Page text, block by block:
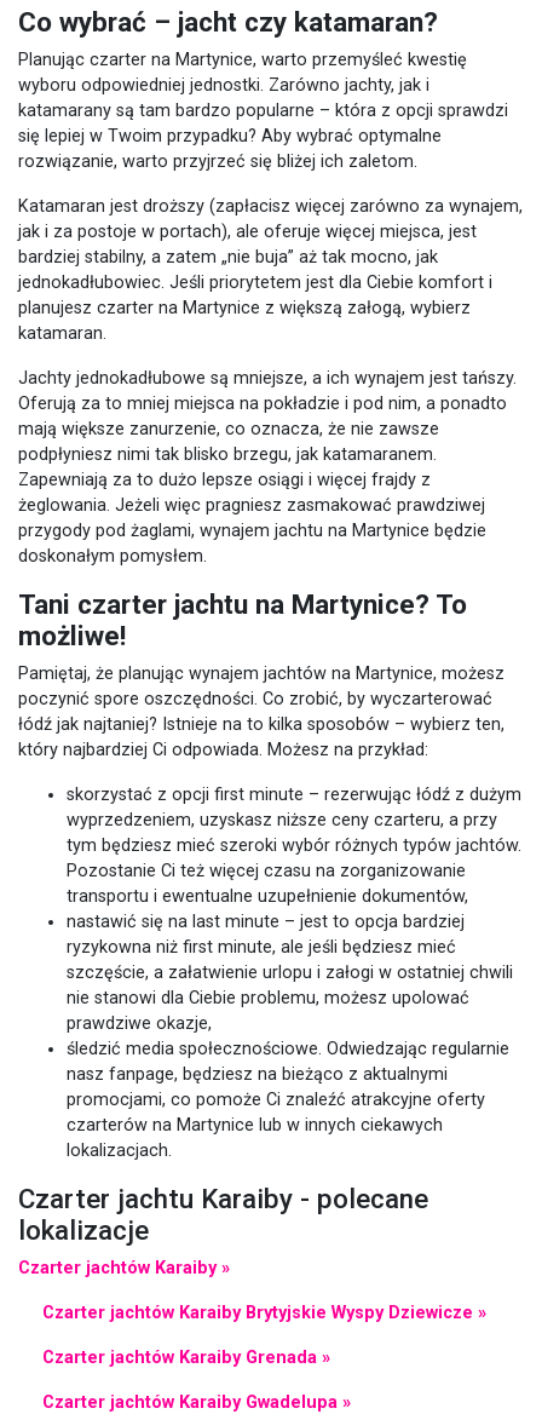
Co wybrać – jacht czy katamaran?
Planując czarter na Martynice, warto przemyśleć kwestię
wyboru odpowiedniej jednostki. Zarówno jachty, jak i
katamarany są tam bardzo popularne – która z opcji sprawdzi
się lepiej w Twoim przypadku? Aby wybrać optymalne
rozwiązanie, warto przyjrzeć się bliżej ich zaletom.
Katamaran jest droższy (zapłacisz więcej zarówno za wynajem,
jak i za postoje w portach), ale oferuje więcej miejsca, jest
bardziej stabilny, a zatem „nie buja” aż tak mocno, jak
jednokadłubowiec. Jeśli priorytetem jest dla Ciebie komfort i
planujesz czarter na Martynice z większą załogą, wybierz
katamaran.
Jachty jednokadłubowe są mniejsze, a ich wynajem jest tańszy.
Oferują za to mniej miejsca na pokładzie i pod nim, a ponadto
mają większe zanurzenie, co oznacza, że nie zawsze
podpłyniesz nimi tak blisko brzegu, jak katamaranem.
Zapewniają za to dużo lepsze osiągi i więcej frajdy z
żeglowania. Jeżeli więc pragniesz zasmakować prawdziwej
przygody pod żaglami, wynajem jachtu na Martynice będzie
doskonałym pomysłem.
Tani czarter jachtu na Martynice? To
możliwe!
Pamiętaj, że planując wynajem jachtów na Martynice, możesz
poczynić spore oszczędności. Co zrobić, by wyczarterować
łódź jak najtaniej? Istnieje na to kilka sposobów – wybierz ten,
który najbardziej Ci odpowiada. Możesz na przykład:
skorzystać z opcji first minute – rezerwując łódź z dużym
wyprzedzeniem, uzyskasz niższe ceny czarteru, a przy
tym będziesz mieć szeroki wybór różnych typów jachtów.
Pozostanie Ci też więcej czasu na zorganizowanie
transportu i ewentualne uzupełnienie dokumentów,
nastawić się na last minute – jest to opcja bardziej
ryzykowna niż first minute, ale jeśli będziesz mieć
szczęście, a załatwienie urlopu i załogi w ostatniej chwili
nie stanowi dla Ciebie problemu, możesz upolować
prawdziwe okazje,
śledzić media społecznościowe. Odwiedzając regularnie
nasz fanpage, będziesz na bieżąco z aktualnymi
promocjami, co pomoże Ci znaleźć atrakcyjne oferty
czarterów na Martynice lub w innych ciekawych
lokalizacjach.
Czarter jachtu Karaiby - polecane
lokalizacje
Czarter jachtów Karaiby »
Czarter jachtów Karaiby Brytyjskie Wyspy Dziewicze »
Czarter jachtów Karaiby Grenada »
Czarter jachtów Karaiby Gwadelupa »